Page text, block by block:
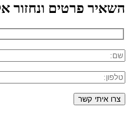
השאיר פרטים ונחזור